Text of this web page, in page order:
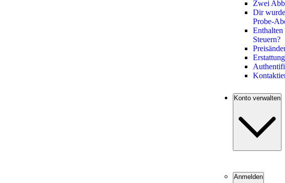
Zwei
Dir
Probe-
Steuern?
Konto verwalten
Anmelden